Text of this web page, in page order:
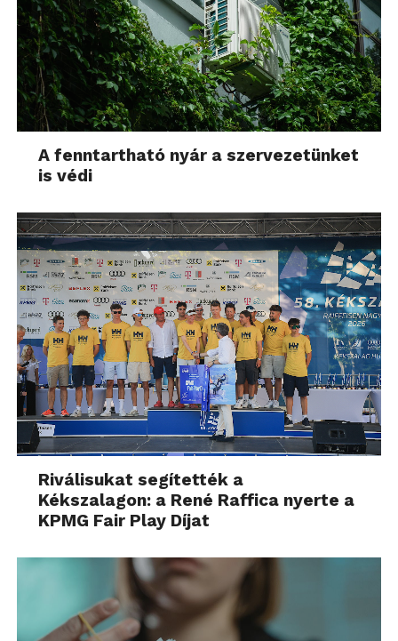
A fenntartható nyár a szervezetünket
is védi
Riválisukat segítették a
Kékszalagon: a René Raffica nyerte a
KPMG Fair Play Díjat